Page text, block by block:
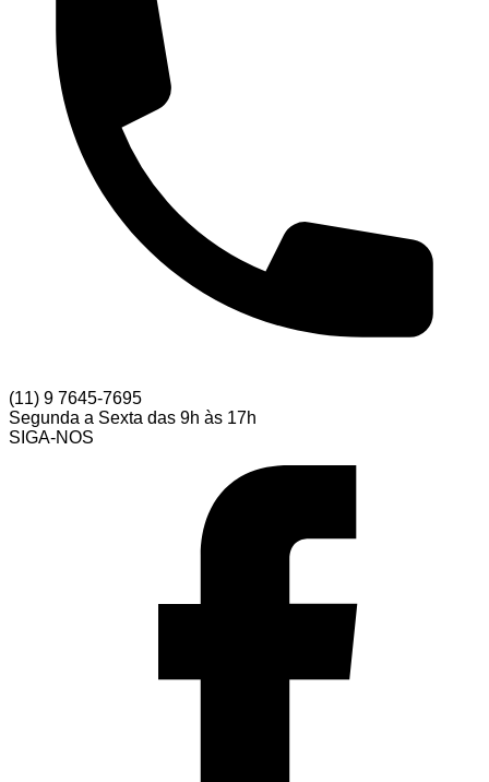
(11) 9 7645-7695
Segunda a Sexta das 9h às 17h
SIGA-NOS